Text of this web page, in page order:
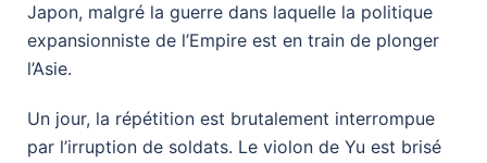
Japon, malgré la guerre dans laquelle la politique
expansionniste de l’Empire est en train de plonger
l’Asie.
Un jour, la répétition est brutalement interrompue
par l’irruption de soldats. Le violon de Yu est brisé